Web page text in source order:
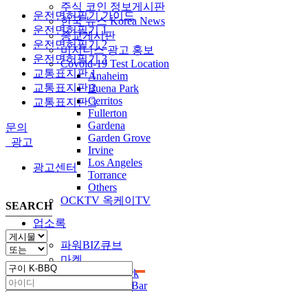
주식 코인 정보게시판
한국 뉴스 Korea News
종교게시판
비지니스 광고 홍보
Covoid-19 Test Location
Anaheim
Buena Park
Cerritos
Fullerton
Gardena
Garden Grove
Irvine
Los Angeles
Torrance
Others
OCKTV 옥케이TV
업소록
파워BIZ큐브
마켓
Buena Park
Diamond Bar
운전면허필기 가이드
운전면허필기 1
운전면허필기 2
운전면허필기 3
교통표지판 1
교통표지판 2
교통표지판 3
문의
광고
광고센터
SEARCH